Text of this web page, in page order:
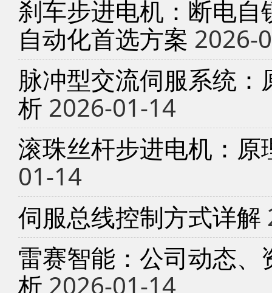
刹车步进电机：断电
自动化首选方案 2026-
脉冲型交流伺服系统
析 2026-01-14
滚珠丝杆步进电机：
01-14
伺服总线控制方式详解
雷赛智能：公司动态
析 2026-01-14